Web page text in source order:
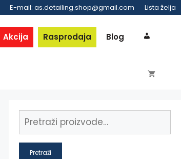
E-mail: as.detailing.shop@gmail.com Lista želja
Akcija Rasprodaja Blog
Pretraži